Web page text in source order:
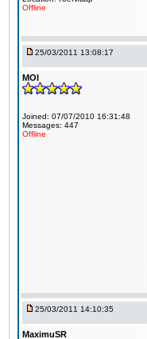
Offline
25/03/2011 13:08:17
MOI
Joined: 07/07/2010 16:31:48
Messages: 447
Offline
25/03/2011 14:10:35
MaximuSR